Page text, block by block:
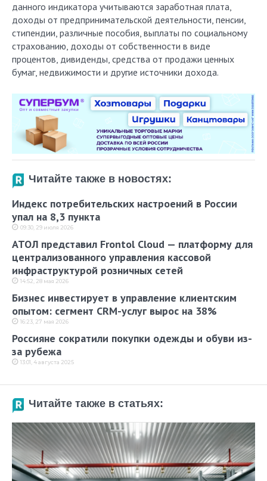
данного индикатора учитываются заработная плата,
доходы от предпринимательской деятельности, пенсии,
стипендии, различные пособия, выплаты по социальному
страхованию, доходы от собственности в виде
процентов, дивиденды, средства от продажи ценных
бумаг, недвижимости и другие источники дохода.
Читайте также в новостях:
Индекс потребительских настроений в России
упал на 8,3 пункта
09:30, 29 июля 2026
АТОЛ представил Frontol Cloud — платформу для
централизованного управления кассовой
инфраструктурой розничных сетей
14:52, 28 мая 2026
Бизнес инвестирует в управление клиентским
опытом: сегмент CRM-услуг вырос на 38%
16:23, 27 мая 2026
Россияне сократили покупки одежды и обуви из-
за рубежа
13:01, 4 августа 2025
Читайте также в статьях: